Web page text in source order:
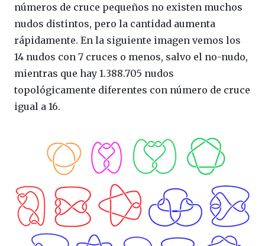
números de cruce pequeños no existen muchos
nudos distintos, pero la cantidad aumenta
rápidamente. En la siguiente imagen vemos los
14 nudos con 7 cruces o menos, salvo el no-nudo,
mientras que hay 1.388.705 nudos
topológicamente diferentes con número de cruce
igual a 16.